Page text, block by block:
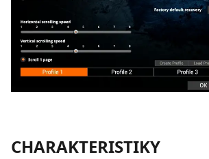
CHARAKTERISTIKY